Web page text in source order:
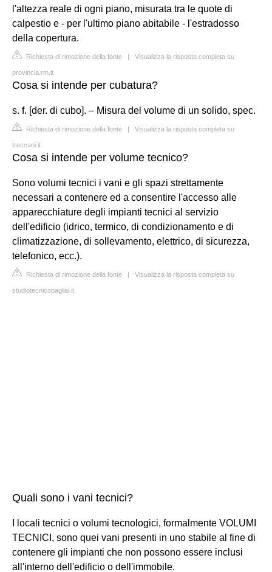
l'altezza reale di ogni piano, misurata tra le quote di
calpestio e - per l'ultimo piano abitabile - l'estradosso
della copertura.
Richiesta di rimozione della fonte | Visualizza la risposta completa su
provincia.rm.it
Cosa si intende per cubatura?
s. f. [der. di cubo]. – Misura del volume di un solido, spec.
Richiesta di rimozione della fonte | Visualizza la risposta completa su
treccani.it
Cosa si intende per volume tecnico?
Sono volumi tecnici i vani e gli spazi strettamente
necessari a contenere ed a consentire l'accesso alle
apparecchiature degli impianti tecnici al servizio
dell'edificio (idrico, termico, di condizionamento e di
climatizzazione, di sollevamento, elettrico, di sicurezza,
telefonico, ecc.).
Richiesta di rimozione della fonte | Visualizza la risposta completa su
studiotecnicopagliai.it
Quali sono i vani tecnici?
I locali tecnici o volumi tecnologici, formalmente VOLUMI
TECNICI, sono quei vani presenti in uno stabile al fine di
contenere gli impianti che non possono essere inclusi
all'interno dell'edificio o dell'immobile.